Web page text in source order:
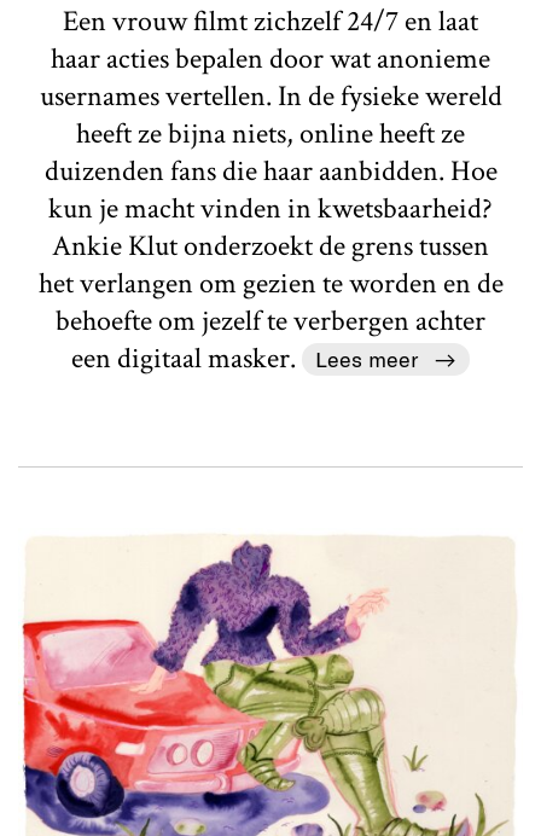
Een vrouw filmt zichzelf 24/7 en laat
haar acties bepalen door wat anonieme
usernames vertellen. In de fysieke wereld
heeft ze bijna niets, online heeft ze
duizenden fans die haar aanbidden. Hoe
kun je macht vinden in kwetsbaarheid?
Ankie Klut onderzoekt de grens tussen
het verlangen om gezien te worden en de
behoefte om jezelf te verbergen achter
een digitaal masker.
Lees meer